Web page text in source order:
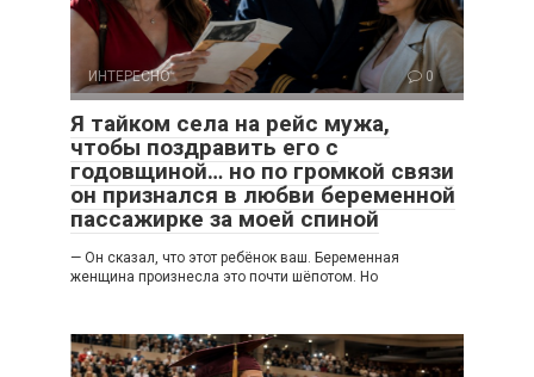
ИНТЕРЕСНО 0
Я тайком села на рейс мужа,
чтобы поздравить его с
годовщиной… но по громкой связи
он признался в любви беременной
пассажирке за моей спиной
— Он сказал, что этот ребёнок ваш. Беременная
женщина произнесла это почти шёпотом. Но